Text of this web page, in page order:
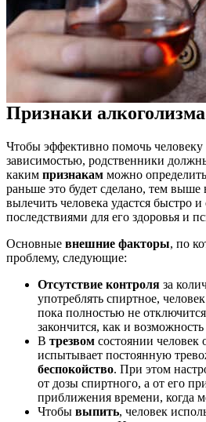
Признаки алкоголизма
Чтобы эффективно помочь человеку
зависимостью, родственники
каким признакам можно
раньше это будет сделано, тем выше
вылечить человека удастся быстро
последствиями для его здоровья и
Основные внешние факторы, по
проблему, следующие:
Отсутствие контроля за
употреблять спиртное,
пока полностью не
закончится, как и
В трезвом состоянии человек
испытывает постоянную
беспокойство. При этом
от дозы спиртного, а от его
приближения времени, когда
Чтобы выпить, человек